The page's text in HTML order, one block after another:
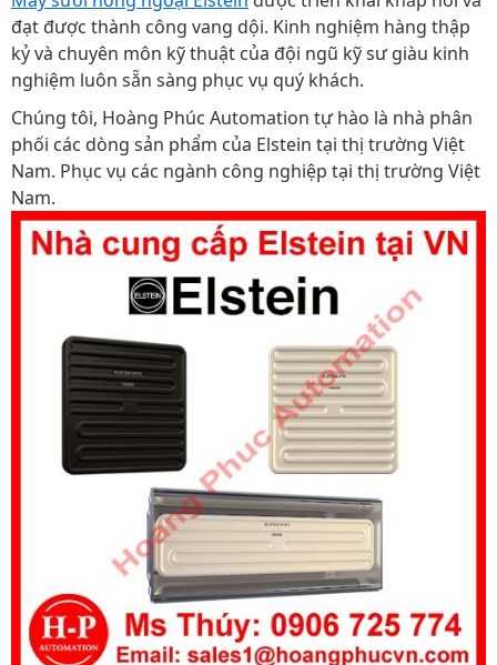
đạt được thành công vang dội. Kinh nghiệm hàng thập
kỷ và chuyên môn kỹ thuật của đội ngũ kỹ sư giàu kinh
nghiệm luôn sẵn sàng phục vụ quý khách.
Chúng tôi, Hoàng Phúc Automation tự hào là nhà phân
phối các dòng sản phẩm của Elstein tại thị trường Việt
Nam. Phục vụ các ngành công nghiệp tại thị trường Việt
Nam.